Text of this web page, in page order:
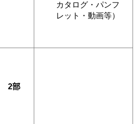
カタログ・パンフ
レット・動画等）
2部